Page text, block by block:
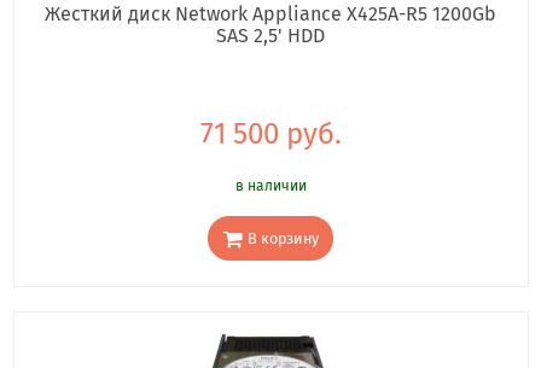
Жесткий диск Network Appliance X425A-R5 1200Gb
SAS 2,5' HDD
71 500 руб.
в наличии
В корзину